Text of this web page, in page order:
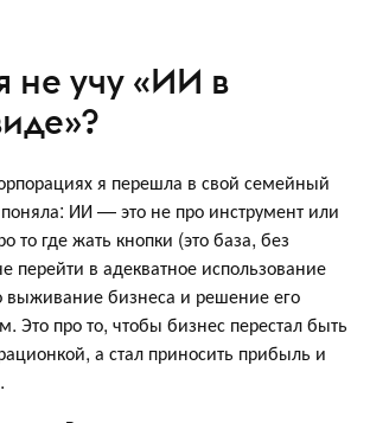
не учу «ИИ в
я перешла в свой семейный
ИИ — это не про инструмент или
то где жать кнопки (это база, без
перейти в адекватное использование
выживание бизнеса и решение его
Это про то, чтобы бизнес перестал быть
а стал приносить прибыль и